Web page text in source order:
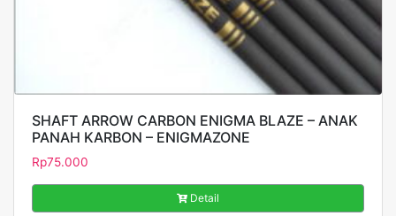
SHAFT ARROW CARBON ENIGMA BLAZE – ANAK
PANAH KARBON – ENIGMAZONE
Rp75.000
Detail